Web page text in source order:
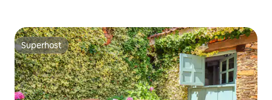
Superhost
Superhost